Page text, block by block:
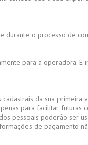
o processo de
para a operadora.
da sua
para facilitar
pessoais poderão ser
de pagamento